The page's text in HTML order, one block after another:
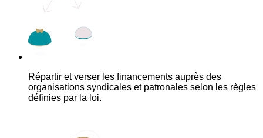
Répartir et verser les financements auprès des
organisations syndicales et patronales selon les règles
définies par la loi.